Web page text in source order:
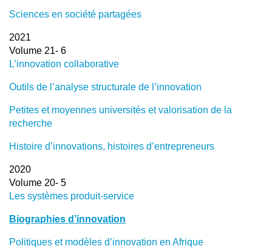
Sciences en société partagées
2021
Volume 21- 6
L’innovation collaborative
Outils de l’analyse structurale de l’innovation
Petites et moyennes universités et valorisation de la
recherche
Histoire d’innovations, histoires d’entrepreneurs
2020
Volume 20- 5
Les systèmes produit-service
Biographies d’innovation
Politiques et modèles d’innovation en Afrique